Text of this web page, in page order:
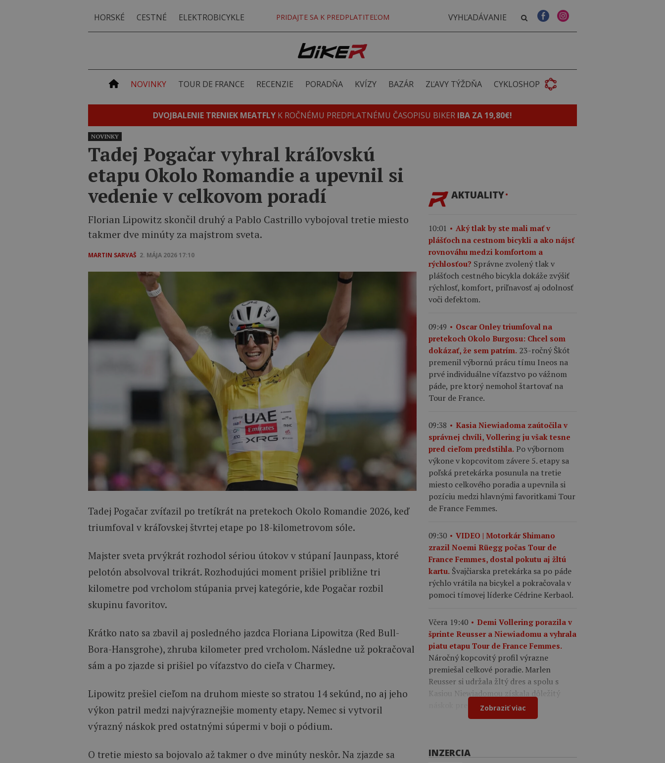
HORSKÉ CESTNÉ ELEKTROBICYKLE PRIDAJTE SA K PREDPLATITEĽOM
NOVINKY TOUR DE FRANCE RECENZIE PORADŇA KVÍZY BAZÁR ZĽAVY TÝŽDŇA CYKLOSHOP
DVOJBALENIE TRENIEK MEATFLY K ROČNÉMU PREDPLATNÉMU ČASOPISU BIKER IBA ZA 19,80€!
NOVINKY
Tadej Pogačar vyhral kráľovskú
etapu Okolo Romandie a upevnil si
vedenie v celkovom poradí
Florian Lipowitz skončil druhý a Pablo Castrillo vybojoval tretie miesto
takmer dve minúty za majstrom sveta.
MARTIN SARVAŠ 2. MÁJA 2026 17:10
Tadej Pogačar zvíťazil po tretíkrát na pretekoch Okolo Romandie 2026, keď
triumfoval v kráľovskej štvrtej etape po 18-kilometrovom sóle.
Majster sveta prvýkrát rozhodol sériou útokov v stúpaní Jaunpass, ktoré
pelotón absolvoval trikrát. Rozhodujúci moment prišiel približne tri
kilometre pod vrcholom stúpania prvej kategórie, kde Pogačar rozbil
skupinu favoritov.
Krátko nato sa zbavil aj posledného jazdca Floriana Lipowitza (Red Bull-
Bora-Hansgrohe), zhruba kilometer pred vrcholom. Následne už pokračoval
sám a po zjazde si prišiel po víťazstvo do cieľa v Charmey.
Lipowitz prešiel cieľom na druhom mieste so stratou 14 sekúnd, no aj jeho
výkon patril medzi najvýraznejšie momenty etapy. Nemec si vytvoril
výrazný náskok pred ostatnými súpermi v boji o pódium.
O tretie miesto sa bojovalo až takmer o dve minúty neskôr. Na zjazde sa
AKTUALITY
10:01
Aký tlak by ste mali mať v
plášťoch na cestnom bicykli a ako nájsť
rovnováhu medzi komfortom a
rýchlosťou? Správne zvolený tlak v
plášťoch cestného bicykla dokáže zvýšiť
rýchlosť, komfort, priľnavosť aj odolnosť
voči defektom.
09:49
Oscar Onley triumfoval na
pretekoch Okolo Burgosu: Chcel som
dokázať, že sem patrím. 23-ročný Škót
premenil výbornú prácu tímu Ineos na
prvé individuálne víťazstvo po vážnom
páde, pre ktorý nemohol štartovať na
Tour de France.
09:38
Kasia Niewiadoma zaútočila v
správnej chvíli, Vollering ju však tesne
pred cieľom predstihla. Po výbornom
výkone v kopcovitom závere 5. etapy sa
poľská pretekárka posunula na tretie
miesto celkového poradia a upevnila si
pozíciu medzi hlavnými favoritkami Tour
de France Femmes.
09:30
VIDEO | Motorkár Shimano
zrazil Noemi Rüegg počas Tour de
France Femmes, dostal pokutu aj žltú
kartu. Švajčiarska pretekárka sa po páde
rýchlo vrátila na bicykel a pokračovala v
pomoci tímovej líderke Cédrine Kerbaol.
Včera 19:40
Demi Vollering porazila v
šprinte Reusser a Niewiadomu a vyhrala
piatu etapu Tour de France Femmes.
Náročný kopcovitý profil výrazne
premiešal celkové poradie. Marlen
Reusser si udržala žltý dres a spolu s
Kasiou Niewiadomou získala dôležitý
náskok pred súperkami.
Zobraziť viac
INZERCIA